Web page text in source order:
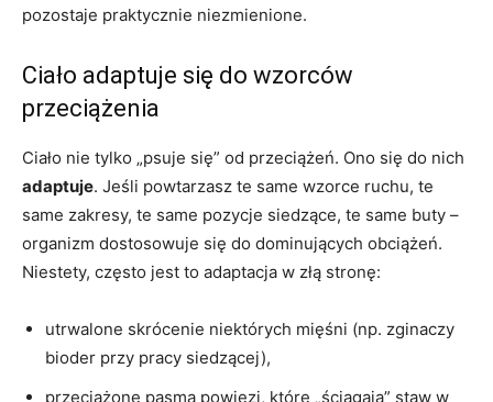
pozostaje praktycznie niezmienione.
Ciało adaptuje się do wzorców
przeciążenia
Ciało nie tylko „psuje się” od przeciążeń. Ono się do nich
adaptuje. Jeśli powtarzasz te same wzorce ruchu, te
same zakresy, te same pozycje siedzące, te same buty –
organizm dostosowuje się do dominujących obciążeń.
Niestety, często jest to adaptacja w złą stronę:
utrwalone skrócenie niektórych mięśni (np. zginaczy
bioder przy pracy siedzącej),
przeciążone pasma powięzi, które „ściągają” staw w